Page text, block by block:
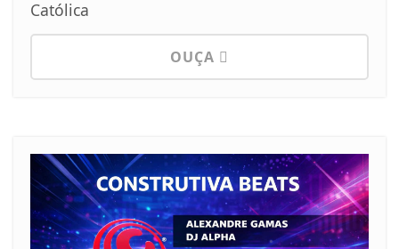
Católica
OUÇA